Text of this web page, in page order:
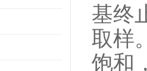
基终
取样
饱和